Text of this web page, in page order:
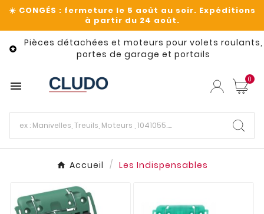

Pièces détachées et moteurs pour volets roulants,
portes de garage et portails
 0
Accueil Les Indispensables